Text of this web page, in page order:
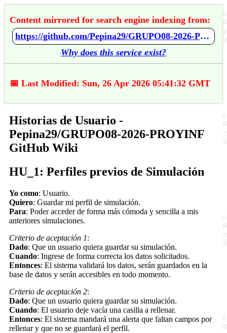
Content mirrored for search engine indexing from:
https://github.com/Pepina29/GRUPO08-2026-PROYINF/wiki/Historias-de-Usuario
Why does this service exist?
📅 Last Modified: Sun, 26 Apr 2026 05:41:32 GMT
Historias de Usuario -
Pepina29/GRUPO08-2026-PROYINF
GitHub Wiki
HU_1: Perfiles previos de Simulación
Yo como: Usuario.
Quiero: Guardar mi perfil de simulación.
Para: Poder acceder de forma más cómoda y sencilla a mis
anteriores simulaciones.
Criterio de aceptación 1:
Dado: Que un usuario quiera guardar su simulación.
Cuando: Ingrese de forma correcta los datos solicitados.
Entonces: El sistema validará los datos, serán guardados en la
base de datos y serán accesibles en todo momento.
Criterio de aceptación 2:
Dado: Que un usuario quiera guardar su simulación.
Cuando: El usuario deje vacía una casilla a rellenar.
Entonces: El sistema mandará una alerta que faltan campos por
rellenar y que no se guardará el perfil.